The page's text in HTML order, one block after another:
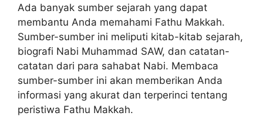
Ada banyak sumber sejarah yang dapat
membantu Anda memahami Fathu Makkah.
Sumber-sumber ini meliputi kitab-kitab sejarah,
biografi Nabi Muhammad SAW, dan catatan-
catatan dari para sahabat Nabi. Membaca
sumber-sumber ini akan memberikan Anda
informasi yang akurat dan terperinci tentang
peristiwa Fathu Makkah.